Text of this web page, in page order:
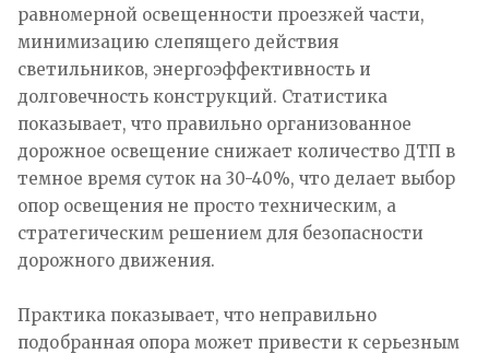
равномерной освещенности проезжей части,
минимизацию слепящего действия
светильников, энергоэффективность и
долговечность конструкций. Статистика
показывает, что правильно организованное
дорожное освещение снижает количество ДТП в
темное время суток на 30-40%, что делает выбор
опор освещения не просто техническим, а
стратегическим решением для безопасности
дорожного движения.
Практика показывает, что неправильно
подобранная опора может привести к серьезным